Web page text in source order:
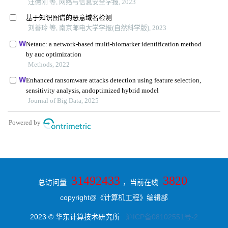
总访问量 31492433 ，当前在线 3820
copyright@《计算机工程》编辑部
2023 © 华东计算技术研究所 沪ICP备08102551号-2